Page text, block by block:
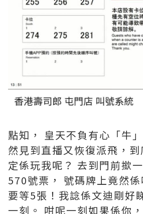
點知， 皇天不負有心「牛
然見到直播又恢復派飛，
定係玩我呢？ 去到門前撳
570號票， 號碼牌上竟然
要等5張！我諗係文迪剛好
一刻。 咁呢一刻如果係你